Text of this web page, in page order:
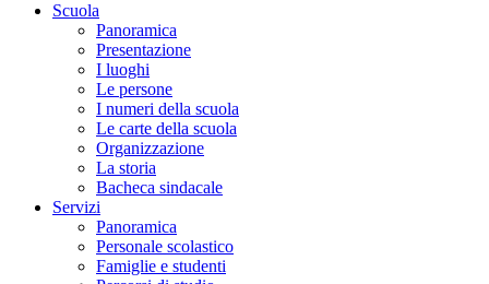
Scuola
Panoramica
Presentazione
I luoghi
Le persone
I numeri della scuola
Le carte della scuola
Organizzazione
La storia
Bacheca sindacale
Servizi
Panoramica
Personale scolastico
Famiglie e studenti